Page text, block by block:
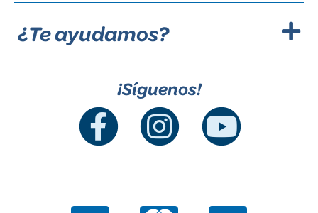
¿Te ayudamos?
¡Síguenos!